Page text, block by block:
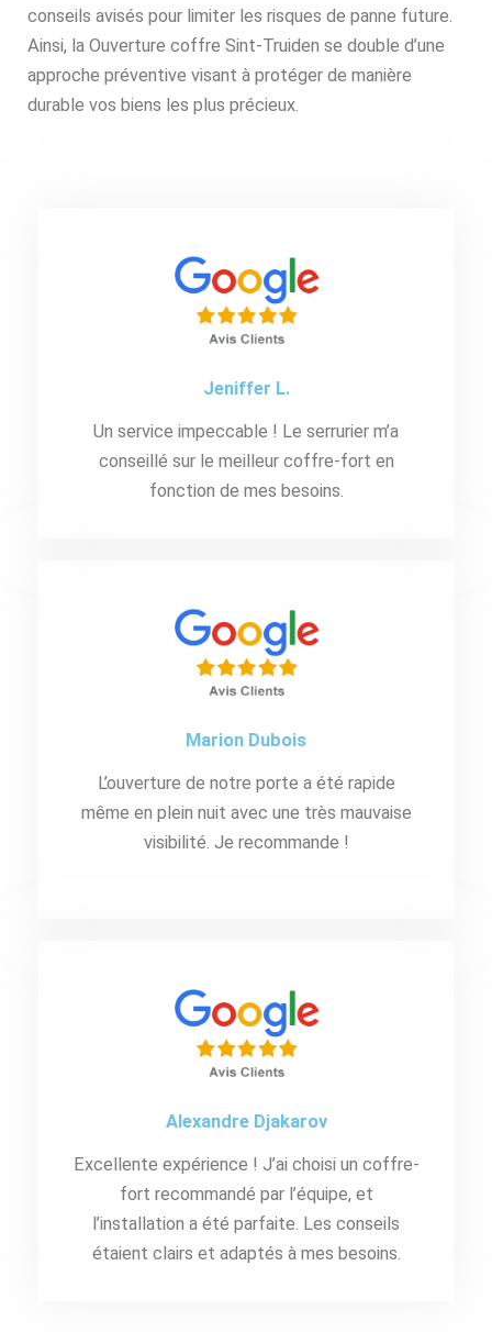
conseils avisés pour limiter les risques de panne future.
Ainsi, la Ouverture coffre Sint-Truiden se double d’une
approche préventive visant à protéger de manière
durable vos biens les plus précieux.
Jeniffer L.
Un service impeccable ! Le serrurier m’a
conseillé sur le meilleur coffre-fort en
fonction de mes besoins.
Marion Dubois
L’ouverture de notre porte a été rapide
même en plein nuit avec une très mauvaise
visibilité. Je recommande !
Alexandre Djakarov
Excellente expérience ! J’ai choisi un coffre-
fort recommandé par l’équipe, et
l’installation a été parfaite. Les conseils
étaient clairs et adaptés à mes besoins.